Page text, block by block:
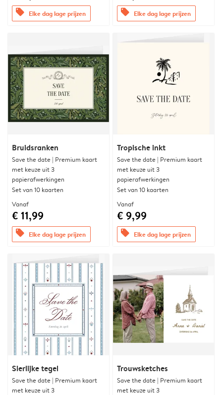
offers Elke dag lage prijzen offers Elke dag lage prijzen
Bruidsranken
Save the date | Premium kaart
met keuze uit 3
papierafwerkingen
Set van 10 kaarten
Vanaf
€ 11,99
offers Elke dag lage prijzen
Tropische inkt
Save the date | Premium kaart
met keuze uit 3
papierafwerkingen
Set van 10 kaarten
Vanaf
€ 9,99
offers Elke dag lage prijzen
Sierlijke tegel
Save the date | Premium kaart
met keuze uit 3
Trouwsketches
Save the date | Premium kaart
met keuze uit 3